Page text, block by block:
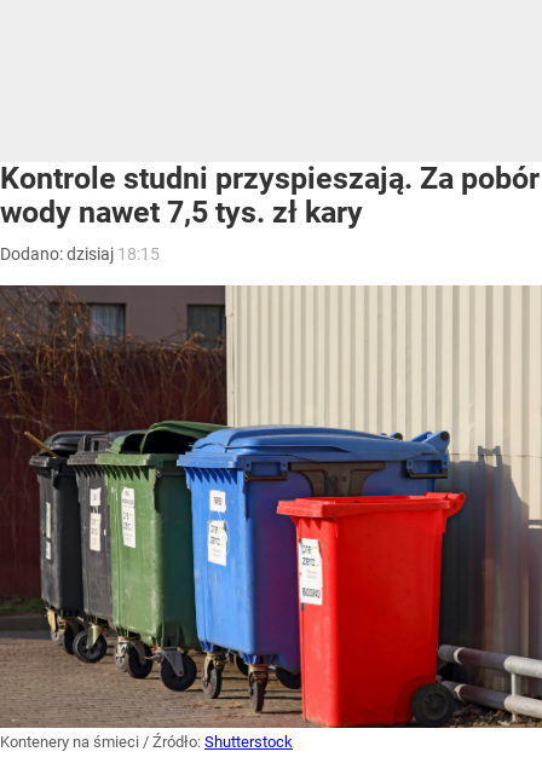
Kontrole studni przyspieszają. Za pobór
wody nawet 7,5 tys. zł kary
Dodano:dzisiaj 18:15
Kontenery na śmieci / Źródło: Shutterstock